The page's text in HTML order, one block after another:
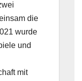
die
wurde
und
mit